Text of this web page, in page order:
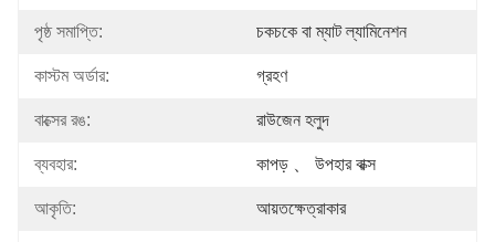
পৃষ্ঠ সমাপ্তি: চকচকে বা ম্যাট ল্যামিনেশন
কাস্টম অর্ডার: গ্রহণ
বাক্সের রঙ: রাউজেন হলুদ
ব্যবহার: কাপড় 、 উপহার বাক্স
আকৃতি: আয়তক্ষেত্রাকার